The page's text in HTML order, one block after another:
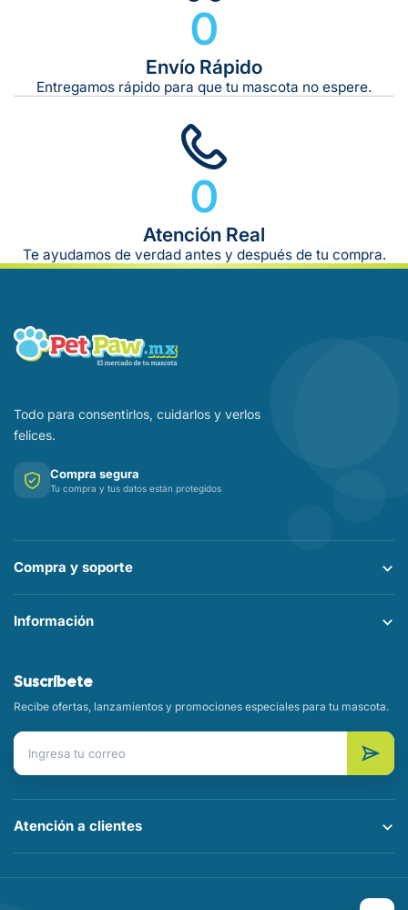
0
Envío Rápido
Entregamos rápido para que tu mascota no espere.
0
Atención Real
Te ayudamos de verdad antes y después de tu compra.
Todo para consentirlos, cuidarlos y verlos
felices.
Compra segura
Tu compra y tus datos están protegidos
Compra y soporte
Información
Suscríbete
Recibe ofertas, lanzamientos y promociones especiales para tu mascota.
Correo electrónico
Atención a clientes